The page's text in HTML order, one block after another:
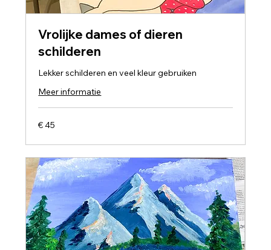
Vrolijke dames of dieren
schilderen
Lekker schilderen en veel kleur gebruiken
Meer informatie
45
euro
€ 45